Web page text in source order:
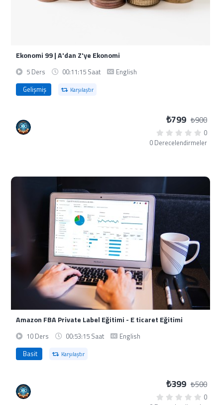
Ekonomi 99 | A'dan Z'ye Ekonomi
5 Ders 00:11:15 Saat
English
Gelişmiş
Karşılaştır
₺799 ₺900
0
0 Derecelendirmeler
Amazon FBA Private Label Eğitimi - E ticaret Eğitimi
10 Ders 00:53:15 Saat
English
Basit
Karşılaştır
₺399 ₺500
0